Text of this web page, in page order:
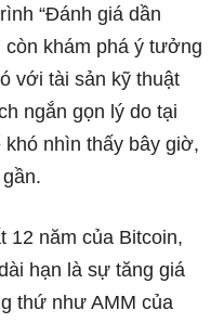
“Đánh giá dần
còn khám phá ý tưởng
với tài sản kỹ thuật
ngắn gọn lý do tại
nhìn thấy bây giờ,
12 năm của Bitcoin,
hạn là sự tăng giá
thứ như AMM của